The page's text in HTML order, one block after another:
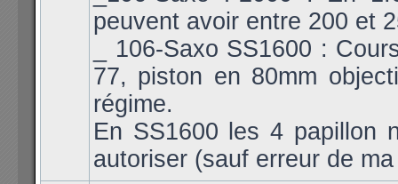
peuvent avoir entre 200 et
_ 106-Saxo SS1600 :
77, piston en 80mm
régime.
En SS1600 les 4 papillon
autoriser (sauf erreur de